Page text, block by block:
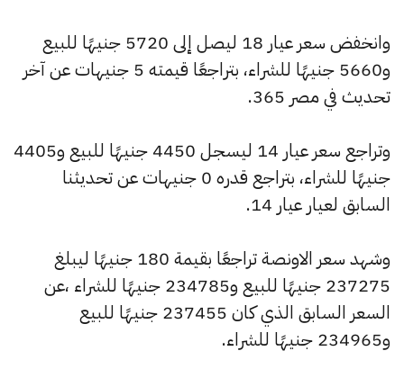
وانخفض سعر عيار 18 ليصل إلى 5720 جنيهًا للبيع
و5660 جنيهًا للشراء، بتراجعًا قيمته 5 جنيهات عن آخر
تحديث في مصر 365.
وتراجع سعر عيار 14 ليسجل 4450 جنيهًا للبيع و4405
جنيهًا للشراء، بتراجع قدره 0 جنيهات عن تحديثنا
السابق لعيار عيار 14.
وشهد سعر الاونصة تراجعًا بقيمة 180 جنيهًا ليبلغ
237275 جنيهًا للبيع و234785 جنيهًا للشراء ،عن
السعر السابق الذي كان 237455 جنيهًا للبيع
و234965 جنيهًا للشراء.